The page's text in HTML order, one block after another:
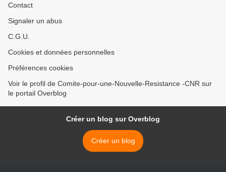
Contact
Signaler un abus
C.G.U.
Cookies et données personnelles
Préférences cookies
Voir le profil de Comite-pour-une-Nouvelle-Resistance -CNR sur
le portail Overblog
Créer un blog sur Overblog
Créer un blog